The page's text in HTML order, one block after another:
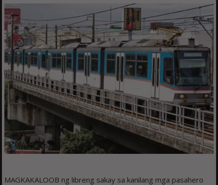
MAGKAKALOOB ng libreng sakay sa kanilang mga pasahero